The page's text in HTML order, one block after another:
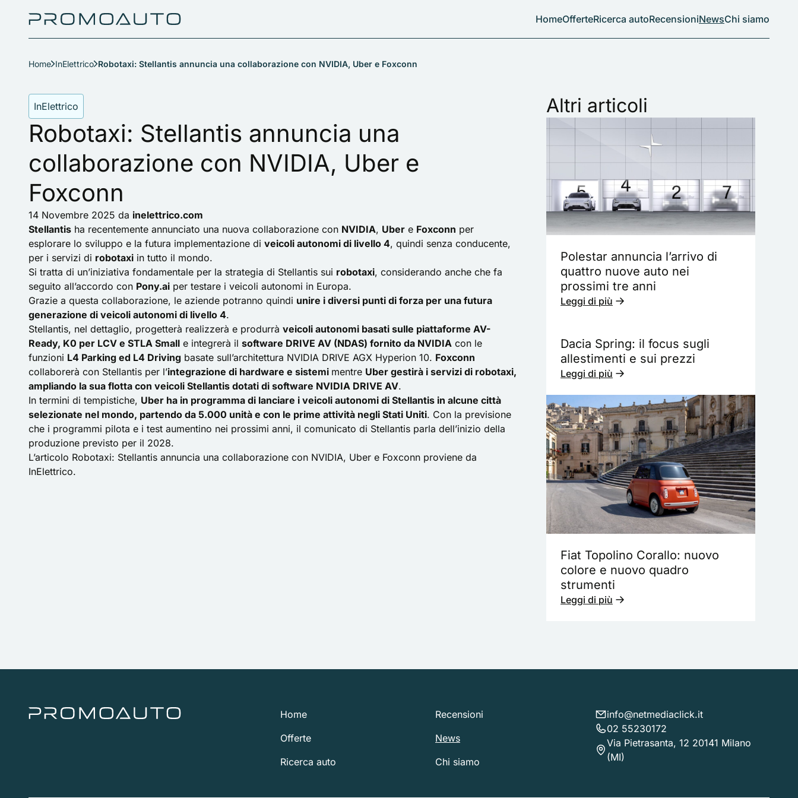
HomeOfferteRicerca autoRecensioniNewsChi siamo
Home InElettrico Robotaxi: Stellantis annuncia una collaborazione con NVIDIA, Uber e Foxconn
InElettrico
Robotaxi: Stellantis annuncia una
collaborazione con NVIDIA, Uber e
Foxconn
14 Novembre 2025 da inelettrico.com
Stellantis ha recentemente annunciato una nuova collaborazione con NVIDIA, Uber e Foxconn per
esplorare lo sviluppo e la futura implementazione di veicoli autonomi di livello 4, quindi senza conducente,
per i servizi di robotaxi in tutto il mondo.
Si tratta di un’iniziativa fondamentale per la strategia di Stellantis sui robotaxi, considerando anche che fa
seguito all’accordo con Pony.ai per testare i veicoli autonomi in Europa.
Grazie a questa collaborazione, le aziende potranno quindi unire i diversi punti di forza per una futura
generazione di veicoli autonomi di livello 4.
Stellantis, nel dettaglio, progetterà realizzerà e produrrà veicoli autonomi basati sulle piattaforme AV-
Ready, K0 per LCV e STLA Small e integrerà il software DRIVE AV (NDAS) fornito da NVIDIA con le
funzioni L4 Parking ed L4 Driving basate sull’architettura NVIDIA DRIVE AGX Hyperion 10. Foxconn
collaborerà con Stellantis per l’integrazione di hardware e sistemi mentre Uber gestirà i servizi di robotaxi,
ampliando la sua flotta con veicoli Stellantis dotati di software NVIDIA DRIVE AV.
In termini di tempistiche, Uber ha in programma di lanciare i veicoli autonomi di Stellantis in alcune città
selezionate nel mondo, partendo da 5.000 unità e con le prime attività negli Stati Uniti. Con la previsione
che i programmi pilota e i test aumentino nei prossimi anni, il comunicato di Stellantis parla dell’inizio della
produzione previsto per il 2028.
L’articolo Robotaxi: Stellantis annuncia una collaborazione con NVIDIA, Uber e Foxconn proviene da
InElettrico.
Altri articoli
Polestar annuncia l’arrivo di
quattro nuove auto nei
prossimi tre anni
Leggi di più
Dacia Spring: il focus sugli
allestimenti e sui prezzi
Leggi di più
Fiat Topolino Corallo: nuovo
colore e nuovo quadro
strumenti
Leggi di più
Home
Offerte
Ricerca auto
Recensioni
News
Chi siamo
info@netmediaclick.it
02 55230172
Via Pietrasanta, 12 20141 Milano
(MI)